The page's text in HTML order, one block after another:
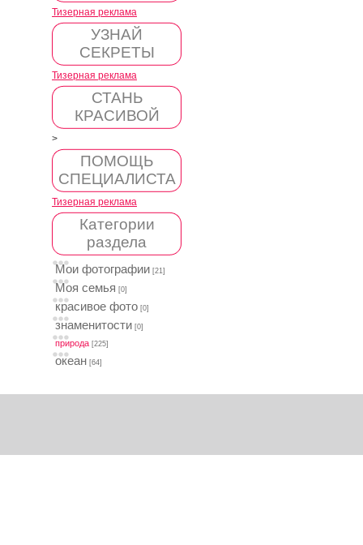
Тизерная реклама
УЗНАЙ
СЕКРЕТЫ
Тизерная реклама
СТАНЬ
КРАСИВОЙ
>
ПОМОЩЬ
СПЕЦИАЛИСТА
Тизерная реклама
Категории
раздела
Мои фотографии [21]
Моя семья [0]
красивое фото [0]
знаменитости [0]
природа [225]
океан [64]